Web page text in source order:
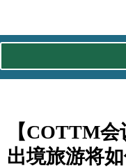
【COTTM
出境旅游将